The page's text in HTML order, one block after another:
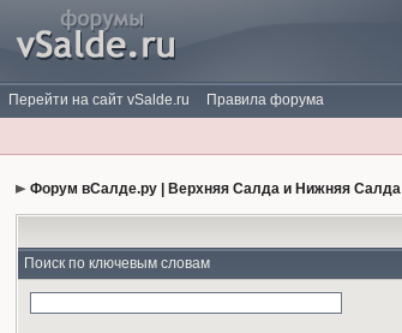
Перейти на сайт vSalde.ru Правила форума
Форум вСалде.ру | Верхняя Салда и Нижняя Салда
Поиск по ключевым словам